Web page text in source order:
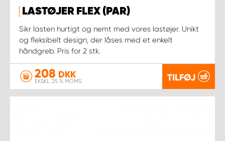
LASTØJER FLEX (PAR)
Sikr lasten hurtigt og nemt med vores lastøjer. Unikt
og fleksibelt design, der låses med et enkelt
håndgreb. Pris for 2 stk.
208 DKK
EKSKL. 25 % MOMS TILFØJ